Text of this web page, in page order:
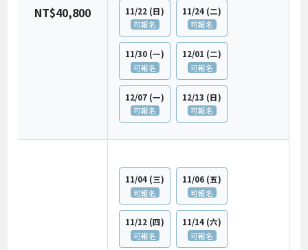
NT$40,800 11/22 (日)
可報名
11/24 (二)
可報名
11/30 (一)
可報名
12/01 (二)
可報名
12/07 (一)
可報名
12/13 (日)
可報名
11/04 (三)
可報名
11/06 (五)
可報名
11/12 (四)
可報名
11/14 (六)
可報名